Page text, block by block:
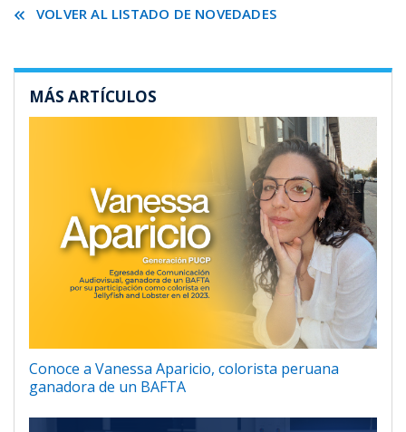
VOLVER AL LISTADO DE NOVEDADES
MÁS ARTÍCULOS
Conoce a Vanessa Aparicio, colorista peruana
ganadora de un BAFTA